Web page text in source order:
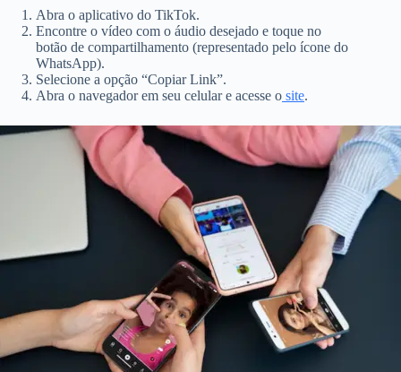
Abra o aplicativo do TikTok.
Encontre o vídeo com o áudio desejado e toque no
botão de compartilhamento (representado pelo ícone do
WhatsApp).
Selecione a opção “Copiar Link”.
Abra o navegador em seu celular e acesse o site.